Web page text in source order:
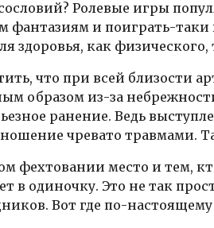
Ролевые игры
фантазиям и поиграть-
здоровья, как
что при всей близости
образом из-за
ранение. Ведь
чревато травмами.
фехтовании место и тем,
в одиночку. Это не так
Вот где по-